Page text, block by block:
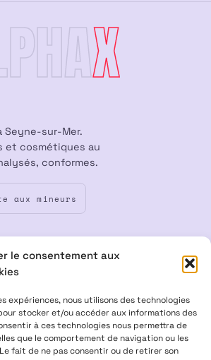
le consentement aux
expériences, nous utilisons des technologies
stocker et/ou accéder aux informations des
à ces technologies nous permettra de
que le comportement de navigation ou les
fait de ne pas consentir ou de retirer son
X
Seyne-sur-Mer.
et cosmétiques au
conformes.
aux mineurs
Confidentialité
Cookies
2026 · Tous droits réservés
CB